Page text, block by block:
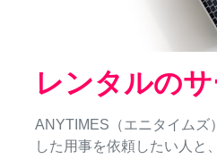
レンタルの
ANYTIMES（エニタイムズ
した用事を依頼したい人と